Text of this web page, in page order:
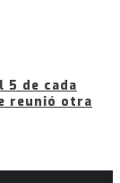
5 de cada
reunió otra